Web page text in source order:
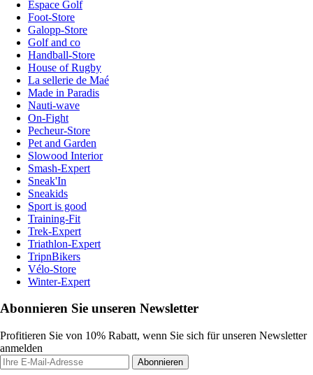
Espace Golf
Foot-Store
Galopp-Store
Golf and co
Handball-Store
House of Rugby
La sellerie de Maé
Made in Paradis
Nauti-wave
On-Fight
Pecheur-Store
Pet and Garden
Slowood Interior
Smash-Expert
Sneak'In
Sneakids
Sport is good
Training-Fit
Trek-Expert
Triathlon-Expert
TripnBikers
Vélo-Store
Winter-Expert
Abonnieren Sie unseren Newsletter
Profitieren Sie von 10% Rabatt, wenn Sie sich für unseren Newsletter
anmelden
Abonnieren